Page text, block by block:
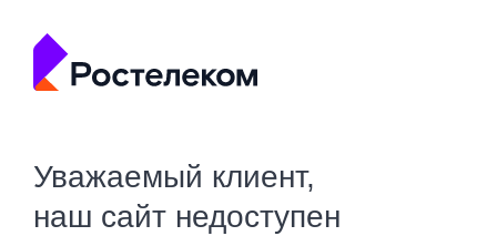
Уважаемый клиент,
наш сайт недоступен